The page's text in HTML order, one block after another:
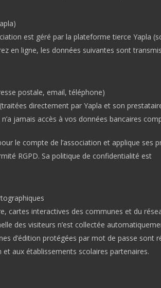
est géré par la plateforme tierce Yapla
en ligne, les données suivantes sont
postale, email, téléphone)
directement par Yapla et son
n’a jamais accès à vos données bancaires
le compte de l’association et applique ses
RGPD. Sa politique de confidentialité est
cartes interactives des communes et du
des visiteurs n’est collectée
d’édition protégées par mot de passe sont
et aux établissements scolaires partenaires.